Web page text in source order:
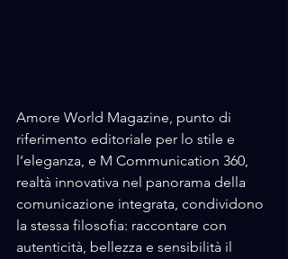
Amore World Magazine, punto di
riferimento editoriale per lo stile e
l’eleganza, e M Communication 360,
realtà innovativa nel panorama della
comunicazione integrata, condividono
la stessa filosofia: raccontare con
autenticità, bellezza e sensibilità il